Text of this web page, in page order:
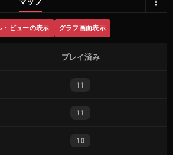
・ビューの表示 グラフ画面表示
プレイ済み
11
11
10